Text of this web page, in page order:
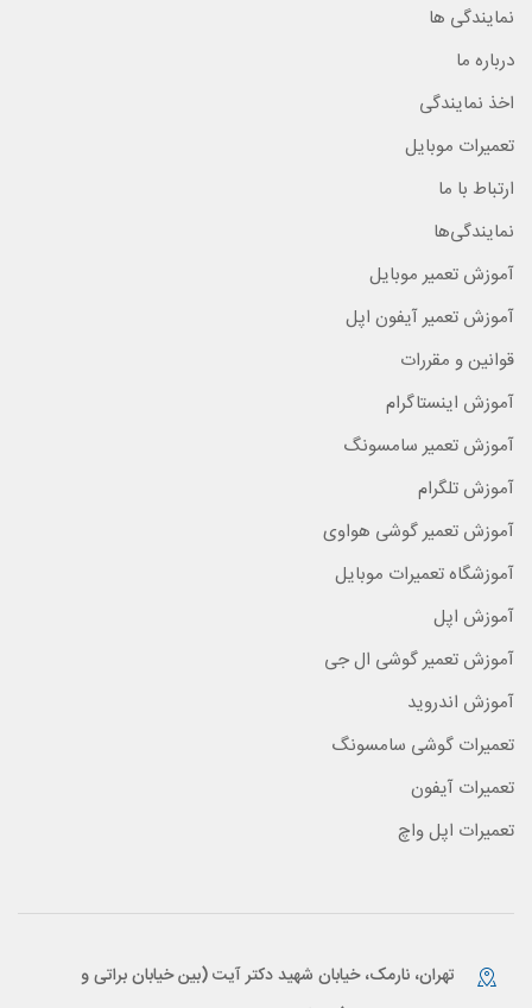
نمایندگی ها
درباره ما
اخذ نمایندگی
تعمیرات موبایل
ارتباط با ما
نمایندگی‌ها
آموزش تعمیر موبایل
آموزش تعمیر آیفون اپل
قوانین و مقررات
آموزش اینستاگرام
آموزش تعمیر سامسونگ
آموزش تلگرام
آموزش تعمیر گوشی هواوی
آموزشگاه تعمیرات موبایل
آموزش اپل
آموزش تعمیر گوشی ال جی
آموزش اندروید
تعمیرات گوشی سامسونگ
تعمیرات آیفون
تعمیرات اپل واچ
تهران، نارمک، خیابان شهید دکتر آیت (بین خیابان براتی و